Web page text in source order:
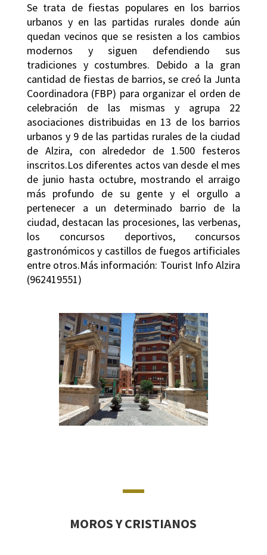
Se trata de fiestas populares en los barrios
urbanos y en las partidas rurales donde aún
quedan vecinos que se resisten a los cambios
modernos y siguen defendiendo sus
tradiciones y costumbres. Debido a la gran
cantidad de fiestas de barrios, se creó la Junta
Coordinadora (FBP) para organizar el orden de
celebración de las mismas y agrupa 22
asociaciones distribuidas en 13 de los barrios
urbanos y 9 de las partidas rurales de la ciudad
de Alzira, con alrededor de 1.500 festeros
inscritos.Los diferentes actos van desde el mes
de junio hasta octubre, mostrando el arraigo
más profundo de su gente y el orgullo a
pertenecer a un determinado barrio de la
ciudad, destacan las procesiones, las verbenas,
los concursos deportivos, concursos
gastronómicos y castillos de fuegos artificiales
entre otros.Más información: Tourist Info Alzira
(962419551)
MOROS Y CRISTIANOS